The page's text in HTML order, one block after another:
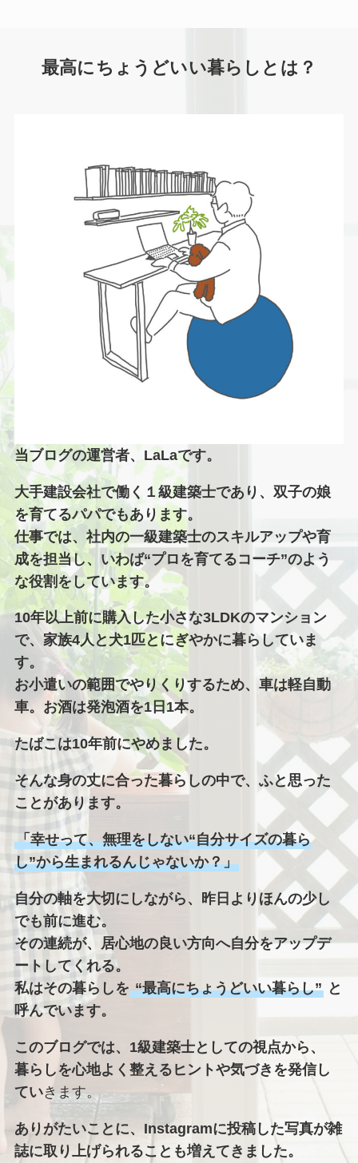
最高にちょうどいい暮らしとは？
当ブログの運営者、LaLaです。
大手建設会社で働く１級建築士であり、双子の娘
を育てるパパでもあります。
仕事では、社内の一級建築士のスキルアップや育
成を担当し、いわば“プロを育てるコーチ”のよう
な役割をしています。
10年以上前に購入した小さな3LDKのマンション
で、家族4人と犬1匹とにぎやかに暮らしていま
す。
お小遣いの範囲でやりくりするため、車は軽自動
車。お酒は発泡酒を1日1本。
たばこは10年前にやめました。
そんな身の丈に合った暮らしの中で、ふと思った
ことがあります。
「幸せって、無理をしない“自分サイズの暮ら
し”から生まれるんじゃないか？」
自分の軸を大切にしながら、昨日よりほんの少し
でも前に進む。
その連続が、居心地の良い方向へ自分をアップデ
ートしてくれる。
私はその暮らしを“最高にちょうどいい暮らし”と
呼んでいます。
このブログでは、1級建築士としての視点から、
暮らしを心地よく整えるヒントや気づきを発信し
ていきます。
ありがたいことに、Instagramに投稿した写真が雑
誌に取り上げられることも増えてきました。